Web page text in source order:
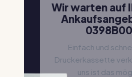
Wir warten auf
Einfach und
Druckerkassette
uns ist das